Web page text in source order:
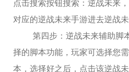
对应的逆战未来手游进去逆战
第四步：逆战未来辅助脚
择的脚本功能，玩家可选择您
本，选择好之后，点击该逆战